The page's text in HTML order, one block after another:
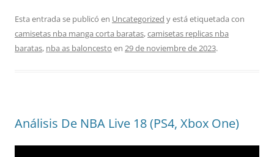
Esta entrada se publicó en Uncategorized y está etiquetada con
camisetas nba manga corta baratas,camisetas replicas nba
baratas, nba as baloncesto en 29 de noviembre de 2023.
Análisis De NBA Live 18 (PS4, Xbox One)